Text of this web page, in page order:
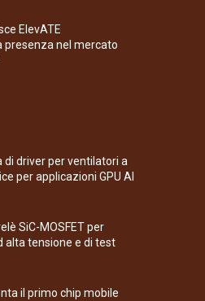
ElevATE
nel mercato
di driver per ventilatori a
per applicazioni GPU AI
SiC-MOSFET per
alta tensione e di test
il primo chip mobile